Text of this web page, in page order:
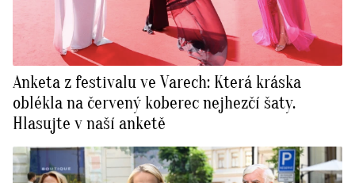
Anketa z festivalu ve Varech: Která kráska
oblékla na červený koberec nejhezčí šaty.
Hlasujte v naší anketě